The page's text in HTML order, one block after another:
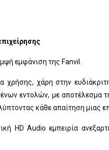
εμφάνιση της Fanvil.
χρήσης, χάρη στην
εντολών, με αποτέλεσμα
κάθε απαίτηση μιας
HD Audio εμπειρία